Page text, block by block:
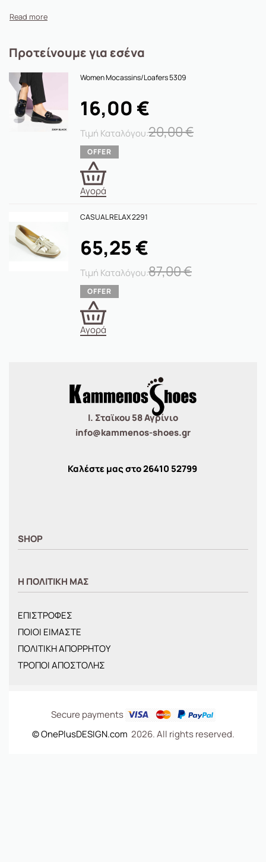
Προτείνουμε για εσένα
Women Mocassins/loafers 5309
20,00€
16,00 €
Αγορά
CASUAL RELAX 2291
87,00€
65,25€
Αγορά
Ι. Σταϊκου 58 Αγρίνιο
info@kammenos-shoes.gr
Καλέστε μας στο26410 52799
SHOP
ΓΥΝΑΙΚΕΙΑ
BRANDS
ΝΕΕΣ ΑΦΙΞΕΙΣ
OFFERS
ΤΣΑΝΤΕΣ
Η ΠΟΛΙΤΙΚΗ ΜΑΣ
ΕΠΙΣΤΡΟΦΕΣ
ΠΟΙΟΙ ΕΙΜΑΣΤΕ
ΠΟΛΙΤΙΚΗ ΑΠΟΡΡΗΤΟΥ
ΤΡΟΠΟΙ ΑΠΟΣΤΟΛΗΣ
Secure payments
© OnePlusDESIGN.com 2026. All rights reserved.